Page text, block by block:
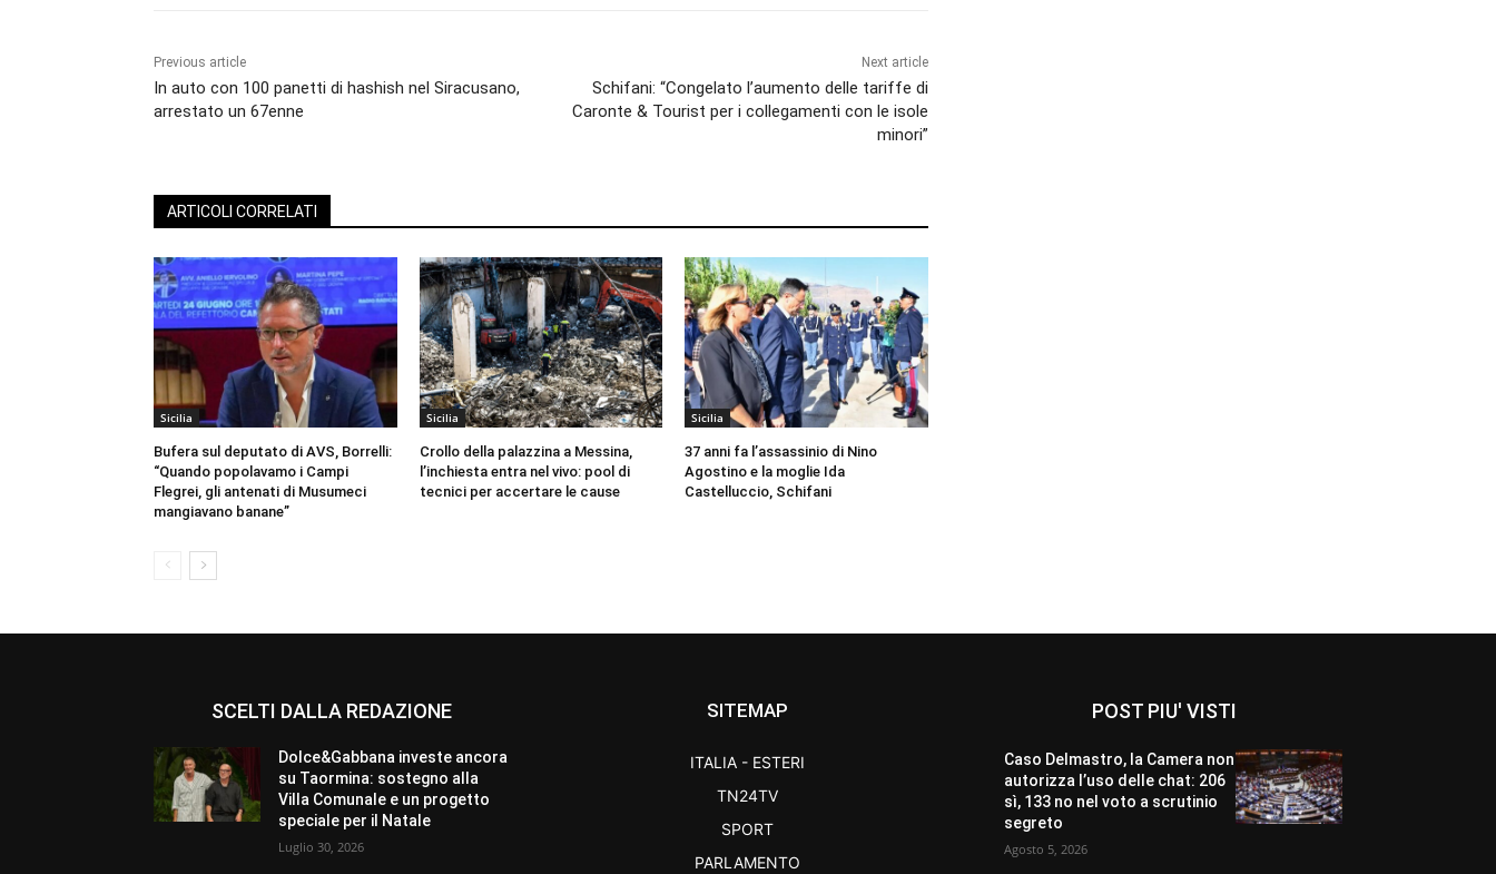
Previous article
In auto con 100 panetti di hashish nel Siracusano,
arrestato un 67enne
Next article
Schifani: “Congelato l’aumento delle tariffe di
Caronte & Tourist per i collegamenti con le isole
minori”
ARTICOLI CORRELATI
Sicilia
Bufera sul deputato di AVS, Borrelli:
“Quando popolavamo i Campi
Flegrei, gli antenati di Musumeci
mangiavano banane”
Sicilia
Crollo della palazzina a Messina,
l’inchiesta entra nel vivo: pool di
tecnici per accertare le cause
Sicilia
37 anni fa l’assassinio di Nino
Agostino e la moglie Ida
Castelluccio, Schifani
SCELTI DALLA REDAZIONE
Dolce&Gabbana investe ancora
su Taormina: sostegno alla
Villa Comunale e un progetto
speciale per il Natale
Luglio 30, 2026
SITEMAP
ITALIA - ESTERI
TN24TV
SPORT
PARLAMENTO
POST PIU' VISTI
Caso Delmastro, la Camera non
autorizza l’uso delle chat: 206
sì, 133 no nel voto a scrutinio
segreto
Agosto 5, 2026